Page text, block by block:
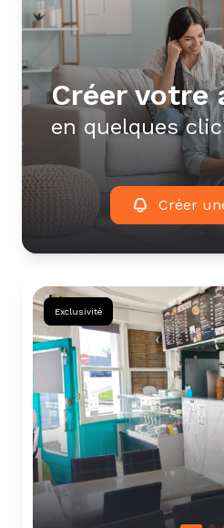
créer votre
en quelques
Créer
Exclusivité